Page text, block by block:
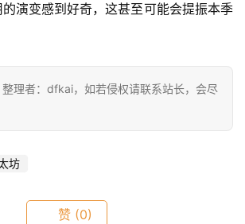
演变感到好奇，这甚至可能会提振本季
理者：dfkai，如若侵权请联系站长，会尽
坊
赞 (0)